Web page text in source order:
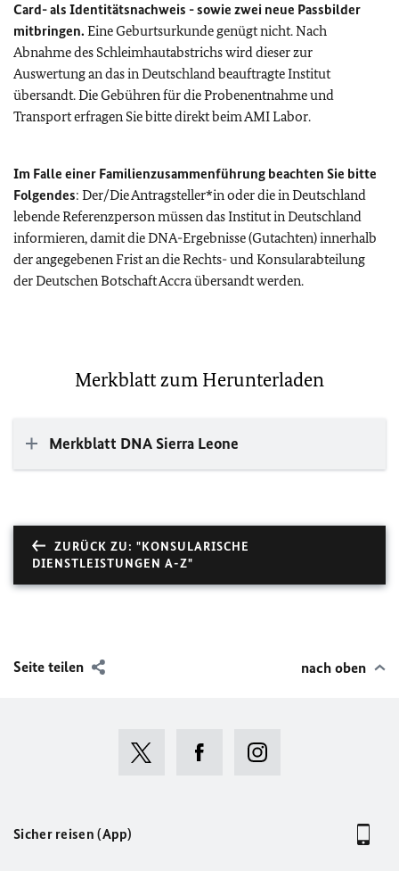
Card- als Identitätsnachweis - sowie zwei neue Passbilder
mitbringen. Eine Geburtsurkunde genügt nicht. Nach
Abnahme des Schleimhautabstrichs wird dieser zur
Auswertung an das in Deutschland beauftragte Institut
übersandt. Die Gebühren für die Probenentnahme und
Transport erfragen Sie bitte direkt beim AMI Labor.
Im Falle einer Familienzusammenführung beachten Sie bitte
Folgendes: Der/Die Antragsteller*in oder die in Deutschland
lebende Referenzperson müssen das Institut in Deutschland
informieren, damit die DNA-Ergebnisse (Gutachten) innerhalb
der angegebenen Frist an die Rechts- und Konsularabteilung
der Deutschen Botschaft Accra übersandt werden.
Merkblatt zum Herunterladen
Merkblatt DNA Sierra Leone
ZURÜCK ZU: "KONSULARISCHE
DIENSTLEISTUNGEN A-Z"
Seite teilen nach oben
Sicher reisen (App)